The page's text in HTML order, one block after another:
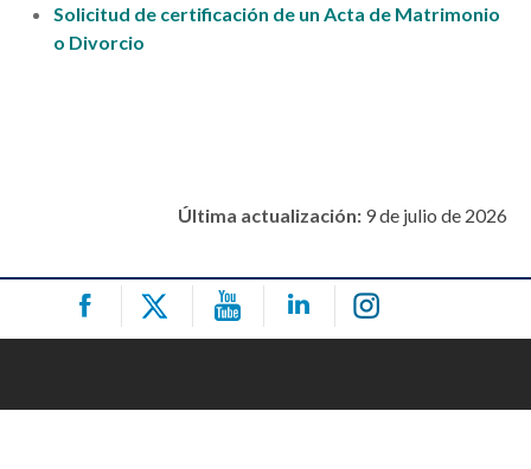
Solicitud de certificación de un Acta de Matrimonio
o Divorcio
Última actualización: 9 de julio de 2026